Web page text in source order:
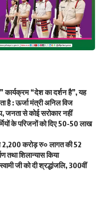
कार्यक्रम “देश का दर्शन है”, यह
है : ऊर्जा मंत्री अनिल विज
से कोई सरोकार नहीं
के परिजनों को दिए 50-50 लाख
2,200 करोड़ रु० लागत की 52
तथा शिलान्यास किया
जी को दी श्रद्धांजलि, 300वीं